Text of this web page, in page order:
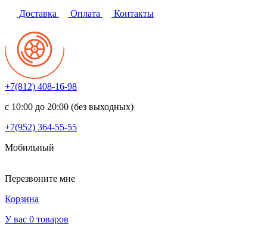
Доставка Оплата Контакты
+7(812) 408-16-98
с 10:00 до 20:00 (без выходных)
+7(952) 364-55-55
Мобильный
Перезвоните мне
Корзина
У вас 0 товаров